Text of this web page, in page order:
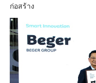
ก่อสร้าง